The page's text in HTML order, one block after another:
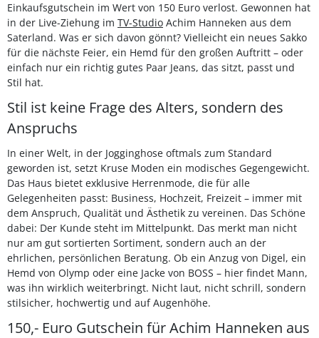
Einkaufsgutschein im Wert von 150 Euro verlost. Gewonnen hat
in der Live-Ziehung im TV-Studio Achim Hanneken aus dem
Saterland. Was er sich davon gönnt? Vielleicht ein neues Sakko
für die nächste Feier, ein Hemd für den großen Auftritt – oder
einfach nur ein richtig gutes Paar Jeans, das sitzt, passt und
Stil hat.
Stil ist keine Frage des Alters, sondern des
Anspruchs
In einer Welt, in der Jogginghose oftmals zum Standard
geworden ist, setzt Kruse Moden ein modisches Gegengewicht.
Das Haus bietet exklusive Herrenmode, die für alle
Gelegenheiten passt: Business, Hochzeit, Freizeit – immer mit
dem Anspruch, Qualität und Ästhetik zu vereinen. Das Schöne
dabei: Der Kunde steht im Mittelpunkt. Das merkt man nicht
nur am gut sortierten Sortiment, sondern auch an der
ehrlichen, persönlichen Beratung. Ob ein Anzug von Digel, ein
Hemd von Olymp oder eine Jacke von BOSS – hier findet Mann,
was ihn wirklich weiterbringt. Nicht laut, nicht schrill, sondern
stilsicher, hochwertig und auf Augenhöhe.
150,- Euro Gutschein für Achim Hanneken aus